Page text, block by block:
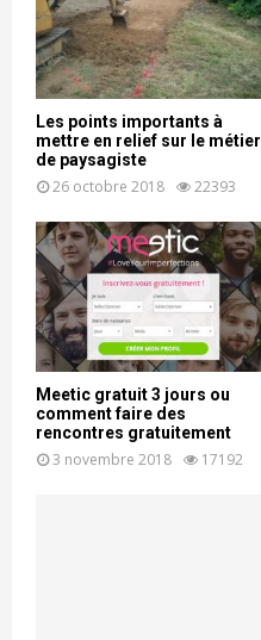
Les points importants à
mettre en relief sur le métier
de paysagiste
26 octobre 2018 22393
Meetic gratuit 3 jours ou
comment faire des
rencontres gratuitement
3 novembre 2018 17192